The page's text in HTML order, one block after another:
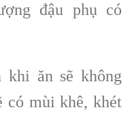
đậu phụ có
khi ăn sẽ không
có mùi khê, khét